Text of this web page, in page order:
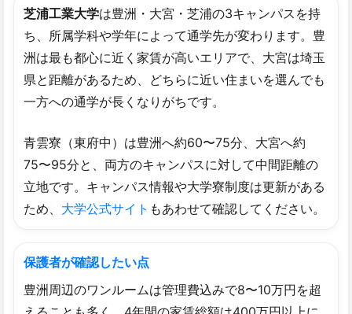
芝浦工業大学は豊洲・大宮・芝浦の3キャンパスを持
ち、所属学科や学年によって通学先が変わります。豊
洲は最も都心に近く家賃が高いエリアで、大宮は埼玉
県と距離があるため、どちらに近い住まいを選んでも
一方への通学が長くなりがちです。
青雲寮（東府中）は豊洲へ約60〜75分、大宮へ約
75〜95分と、両方のキャンパスに対して中間距離の
立地です。キャンパス情報や大学寮制度は更新がある
ため、 大学公式サイト もあわせて確認してください。
保護者が確認したい点
豊洲周辺のワンルームは管理費込みで8〜10万円を超